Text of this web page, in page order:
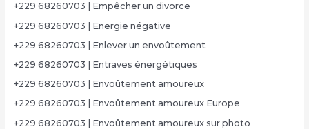
+229 68260703 | Empêcher un divorce
+229 68260703 | Energie négative
+229 68260703 | Enlever un envoûtement
+229 68260703 | Entraves énergétiques
+229 68260703 | Envoûtement amoureux
+229 68260703 | Envoûtement amoureux Europe
+229 68260703 | Envoûtement amoureux sur photo